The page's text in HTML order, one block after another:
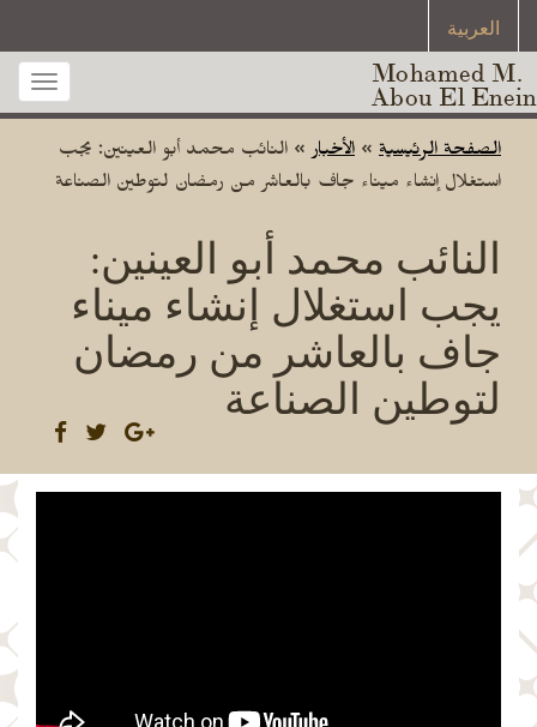
العربية
Mohamed M.
Abou El Enein
الصفحة الرئيسية » الأخبار» النائب محمد أبو العينين: يجب
استغلال إنشاء ميناء جاف بالعاشر من رمضان لتوطين الصناعة
النائب محمد أبو العينين:
يجب استغلال إنشاء ميناء
جاف بالعاشر من رمضان
لتوطين الصناعة